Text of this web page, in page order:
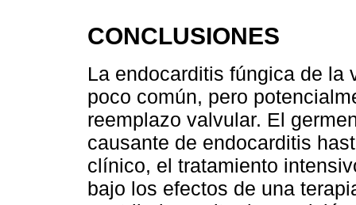
CONCLUSIONES
La endocarditis fúngica de la
poco común, pero
reemplazo valvular. El
causante de endocarditis
clínico, el tratamiento
bajo los efectos de una